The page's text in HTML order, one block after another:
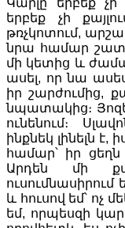
երբեք չի
թռչկոտում,
նրա համար շատ
մի կետից և
ասել, որ նա
իր շարժումից,
նպատակից։
ունենում։
ինքնեկ լինելն
համար՝ իր
Արդեն մի
և հուսով եմ՝ ոչ
եմ, որպեսզի